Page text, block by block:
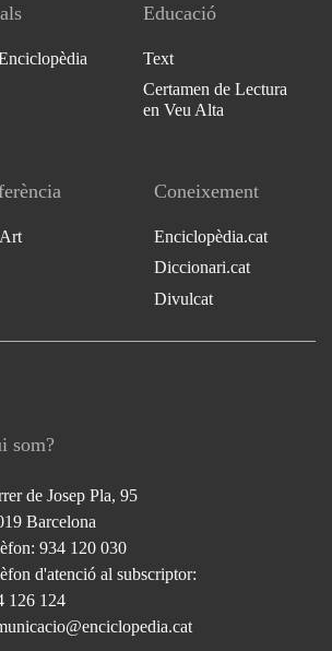
Educació
Text
Certamen de Lectura
en Veu Alta
Coneixement
Enciclopèdia.cat
Diccionari.cat
Divulcat
som?
de Josep Pla, 95
Barcelona
934 120 030
d'atenció al subscriptor:
126 124